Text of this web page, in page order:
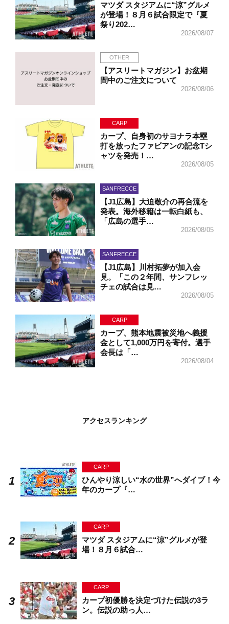
マツダ スタジアムに“涼”グルメ
が登場！８月６試合限定で『夏
祭り202…
2026/08/07
OTHER
【アスリートマガジン】お盆期
間中のご注文について
2026/08/06
CARP
カープ、自身初のサヨナラ本塁
打を放ったファビアンの記念Tシ
ャツを発売！…
2026/08/05
SANFRECCE
【J1広島】大迫敬介の再合流を
発表。海外移籍は一転白紙も、
「広島の選手…
2026/08/05
SANFRECCE
【J1広島】川村拓夢が加入会
見。「この２年間、サンフレッ
チェの試合は見…
2026/08/05
CARP
カープ、熊本地震被災地へ義援
金として1,000万円を寄付。選手
会長は「…
2026/08/04
アクセスランキング
CARP
ひんやり涼しい“水の世界”へダイブ！今
年のカープ『…
CARP
マツダ スタジアムに“涼”グルメが登
場！８月６試合…
CARP
カープ初優勝を決定づけた伝説の3ラ
ン。伝説の助っ人…